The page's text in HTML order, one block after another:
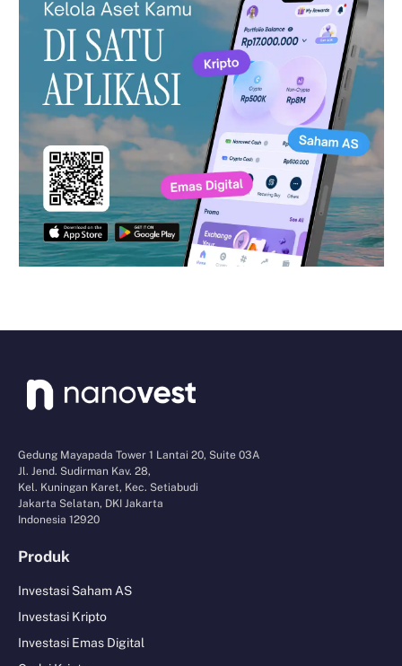
Gedung Mayapada Tower 1 Lantai 20, Suite 03A
Jl. Jend. Sudirman Kav. 28,
Kel. Kuningan Karet, Kec. Setiabudi
Jakarta Selatan, DKI Jakarta
Indonesia 12920
Produk
Investasi Saham AS
Investasi Kripto
Investasi Emas Digital